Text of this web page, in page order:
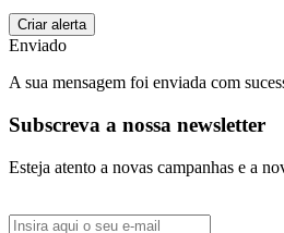
Enviado
A sua mensagem foi enviada com
Subscreva a nossa newsletter
Esteja atento a novas campanhas e a